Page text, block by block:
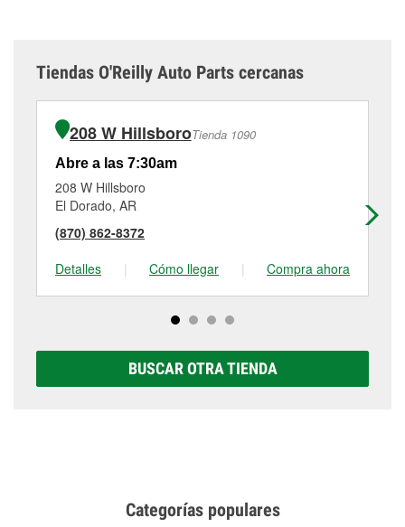
Tiendas O'Reilly Auto Parts cercanas
208 W HillsboroTienda 1090
Abre a las 7:30am
208 W Hillsboro
El Dorado, AR
(870) 862-8372
Detalles
| Cómo llegar | Compra ahora
BUSCAR OTRA TIENDA
Categorías populares